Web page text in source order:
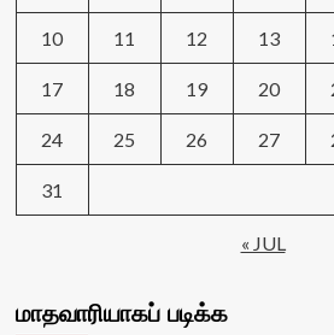
10 11 12 13
17 18 19 20
24 25 26 27
31
« JUL
மாதவாரியாகப் படிக்க